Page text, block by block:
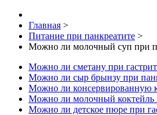
Главная >
Питание при панкреатите >
Можно ли молочный суп при
Можно ли сметану при
Можно ли сыр брынзу при
Можно ли консервированную
Можно ли молочный коктейль
Можно ли детское пюре при